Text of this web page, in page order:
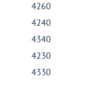
4260
4240
4340
4230
4330
В корзину